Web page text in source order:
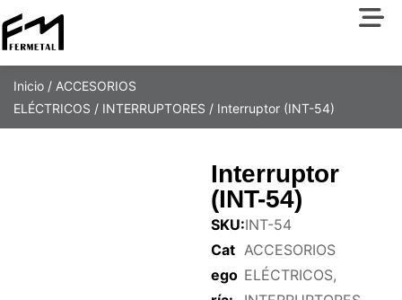
Inicio / ACCESORIOS
ELÉCTRICOS / INTERRUPTORES / Interruptor (INT-54)
Interruptor
(INT-54)
SKU:INT-54
Cat
ego
ACCESORIOS
ELÉCTRICOS,